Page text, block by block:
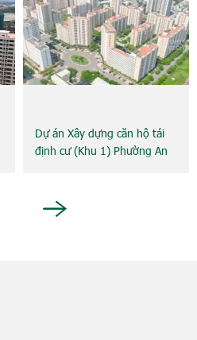
Dự án Xây dựng căn hộ tái
định cư (Khu 1) Phường An
Next